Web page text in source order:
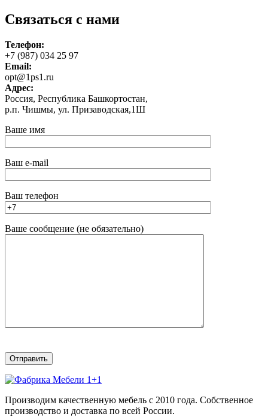
Связаться с нами
Телефон:
+7 (987) 034 25 97
Email:
opt@1ps1.ru
Адрес:
Россия, Республика Башкортостан,
р.п. Чишмы, ул. Призаводская,1Ш
Ваше имя
Ваш e-mail
Ваш телефон
Ваше сообщение (не обязательно)
Производим качественную мебель с 2010 года. Собственное
производство и доставка по всей России.